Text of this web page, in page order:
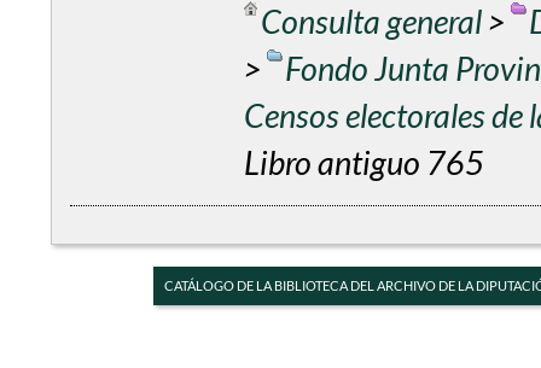
Consulta general>
>
Fondo Junta
Censos electorales
Libro antiguo 765
CATÁLOGO DE LA BIBLIOTECA DEL ARCHIVO DE LA